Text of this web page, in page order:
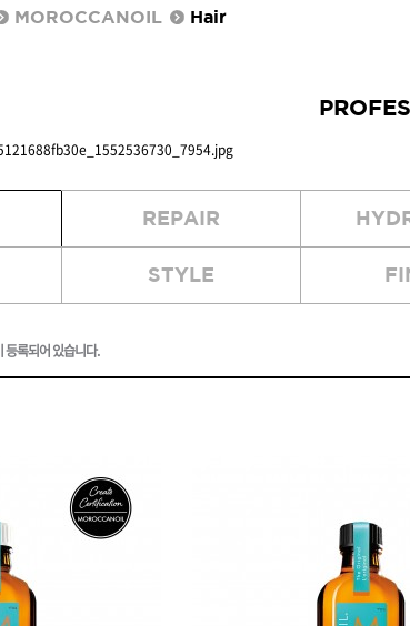
아이롱기
매직기
MOROCCANOIL Hair
REPAIR
STYLE
등록되어 있습니다.